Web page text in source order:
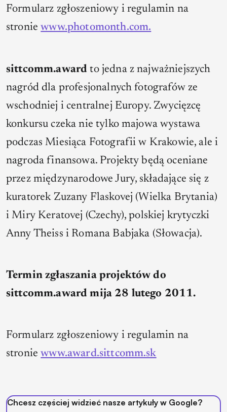
Formularz zgłoszeniowy i regulamin na
stroniewww.photomonth.com.
sittcomm.award to jedna z najważniejszych
nagród dla profesjonalnych fotografów ze
wschodniej i centralnej Europy. Zwycięzcę
konkursu czeka nie tylko majowa wystawa
podczas Miesiąca Fotografii w Krakowie, ale i
nagroda finansowa. Projekty będą oceniane
przez międzynarodowe Jury, składające się z
kuratorek Zuzany Flaskovej (Wielka Brytania)
i Miry Keratovej (Czechy), polskiej krytyczki
Anny Theiss i Romana Babjaka (Słowacja).
Termin zgłaszania projektów do
sittcomm.award mija 28 lutego 2011.
Formularz zgłoszeniowy i regulamin na
stroniewww.award.sittcomm.sk
Chcesz częściej widzieć nasze artykuły w Google?